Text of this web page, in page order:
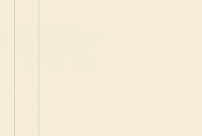
FAIRE UN
DON